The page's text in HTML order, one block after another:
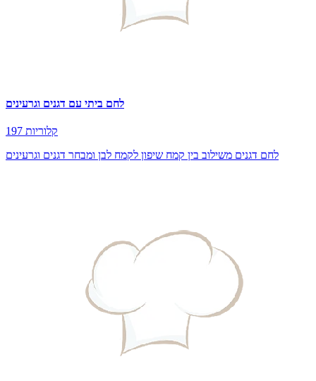
לחם ביתי עם דגנים וגרעינים
197 קלוריות
לחם דגנים משילוב בין קמח שיפון לקמח לבן ומבחר דגנים וגרעינים